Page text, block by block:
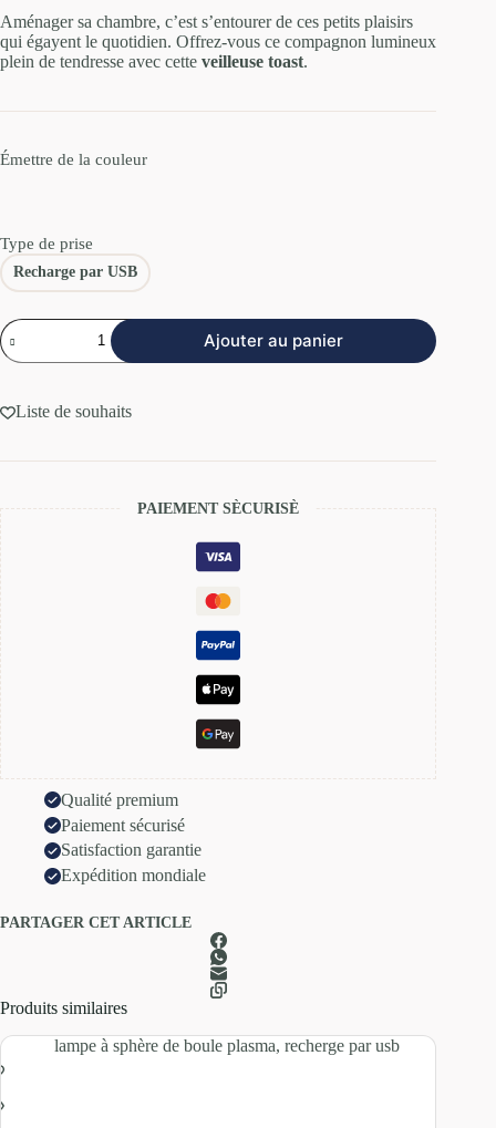
Aménager sa chambre, c’est s’entourer de ces petits plaisirs
qui égayent le quotidien. Offrez-vous ce compagnon lumineux
plein de tendresse avec cette veilleuse toast.
Émettre de la couleur
Type de prise
Recharge par USB
Ajouter au panier
Liste de souhaits
PAIEMENT SÈCURISÈ
Qualité premium
Paiement sécurisé
Satisfaction garantie
Expédition mondiale
PARTAGER CET ARTICLE
Produits similaires